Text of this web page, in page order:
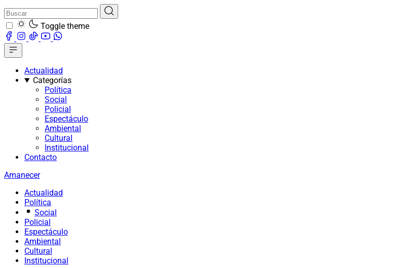
Toggle theme
Actualidad
Categorías
Política
Social
Policial
Espectáculo
Ambiental
Cultural
Institucional
Contacto
Amanecer
Actualidad
Política
Social
Policial
Espectáculo
Ambiental
Cultural
Institucional